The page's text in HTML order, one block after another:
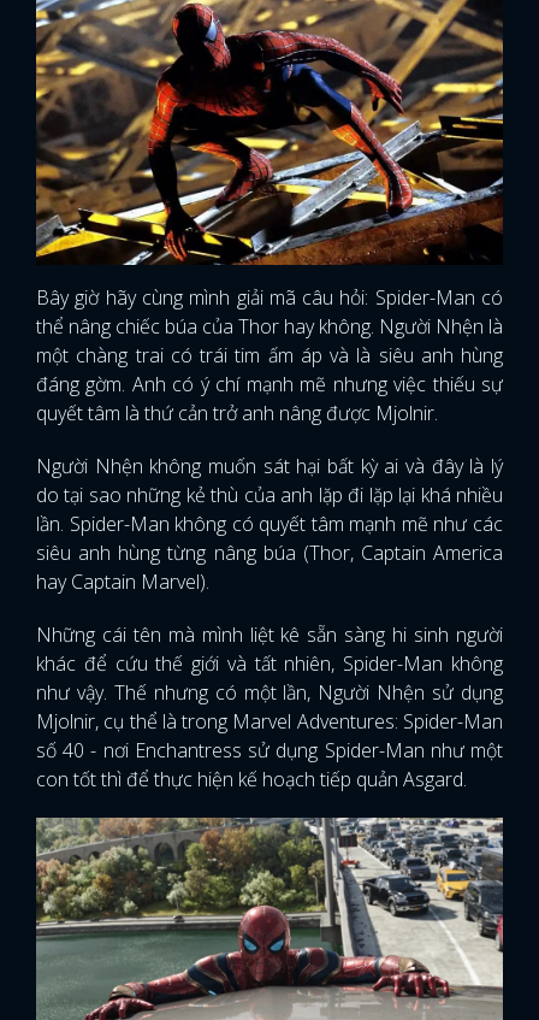
Bây giờ hãy cùng mình giải mã câu hỏi: Spider-Man có
thể nâng chiếc búa của Thor hay không. Người Nhện là
một chàng trai có trái tim ấm áp và là siêu anh hùng
đáng gờm. Anh có ý chí mạnh mẽ nhưng việc thiếu sự
quyết tâm là thứ cản trở anh nâng được Mjolnir.
Người Nhện không muốn sát hại bất kỳ ai và đây là lý
do tại sao những kẻ thù của anh lặp đi lặp lại khá nhiều
lần. Spider-Man không có quyết tâm mạnh mẽ như các
siêu anh hùng từng nâng búa (Thor, Captain America
hay Captain Marvel).
Những cái tên mà mình liệt kê sẵn sàng hi sinh người
khác để cứu thế giới và tất nhiên, Spider-Man không
như vậy. Thế nhưng có một lần, Người Nhện sử dụng
Mjolnir, cụ thể là trong Marvel Adventures: Spider-Man
số 40 - nơi Enchantress sử dụng Spider-Man như một
con tốt thì để thực hiện kế hoạch tiếp quản Asgard.